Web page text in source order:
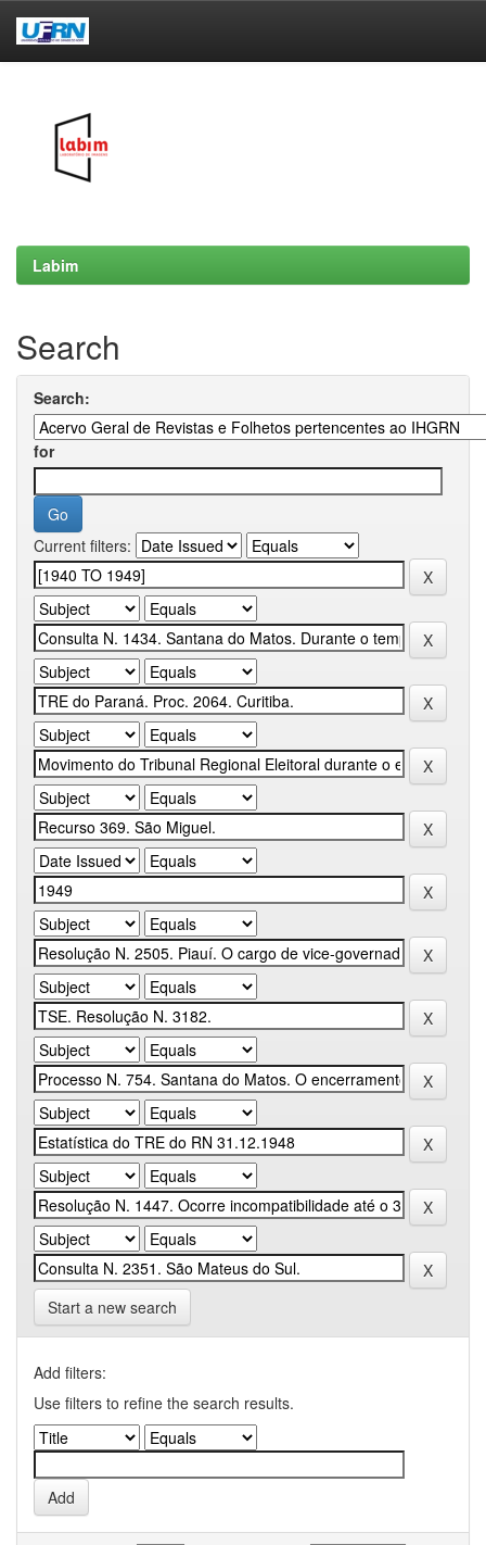
Labim
Search
Search:
for
Current filters:
Start a new search
Add filters:
Use filters to refine the search results.